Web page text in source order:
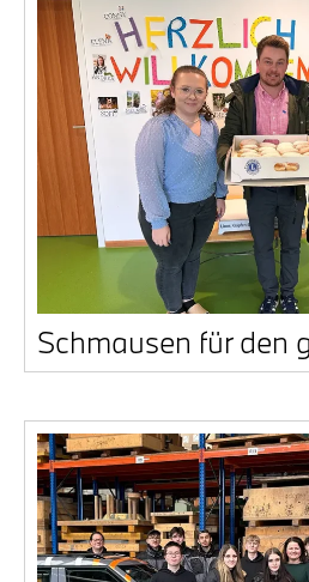
Schmau­sen für den